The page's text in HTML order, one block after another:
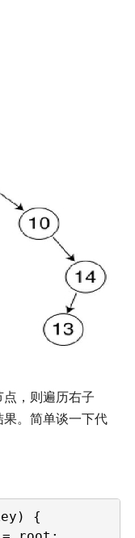
，则遍历右子
。简单谈一下代
{